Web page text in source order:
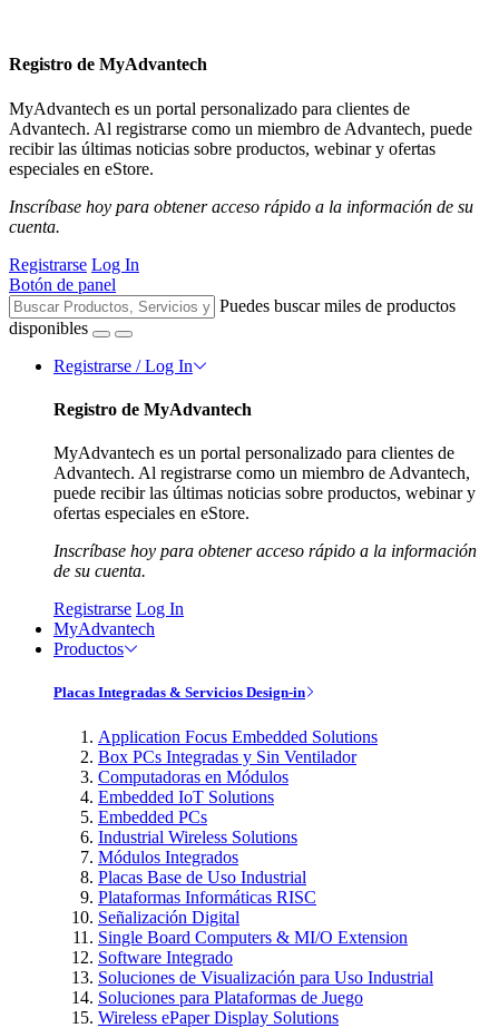
Registro de MyAdvantech
MyAdvantech es un portal personalizado para clientes de
Advantech. Al registrarse como un miembro de Advantech, puede
recibir las últimas noticias sobre productos, webinar y ofertas
especiales en eStore.
Inscríbase hoy para obtener acceso rápido a la información de su
cuenta.
Registrarse Log In
Botón de panel
Puedes buscar miles de productos
disponibles
Registrarse / Log In
Registro de MyAdvantech
MyAdvantech es un portal personalizado para clientes de
Advantech. Al registrarse como un miembro de Advantech,
puede recibir las últimas noticias sobre productos, webinar y
ofertas especiales en eStore.
Inscríbase hoy para obtener acceso rápido a la información
de su cuenta.
Registrarse Log In
MyAdvantech
Productos
Placas Integradas & Servicios Design-in
Application Focus Embedded Solutions
Box PCs Integradas y Sin Ventilador
Computadoras en Módulos
Embedded IoT Solutions
Embedded PCs
Industrial Wireless Solutions
Módulos Integrados
Placas Base de Uso Industrial
Plataformas Informáticas RISC
Señalización Digital
Single Board Computers & MI/O Extension
Software Integrado
Soluciones de Visualización para Uso Industrial
Soluciones para Plataformas de Juego
Wireless ePaper Display Solutions